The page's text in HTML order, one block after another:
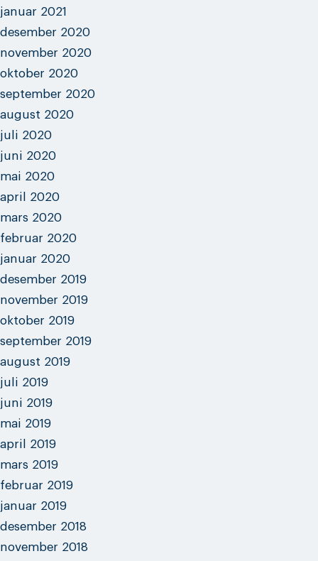
januar 2021
desember 2020
november 2020
oktober 2020
september 2020
august 2020
juli 2020
juni 2020
mai 2020
april 2020
mars 2020
februar 2020
januar 2020
desember 2019
november 2019
oktober 2019
september 2019
august 2019
juli 2019
juni 2019
mai 2019
april 2019
mars 2019
februar 2019
januar 2019
desember 2018
november 2018